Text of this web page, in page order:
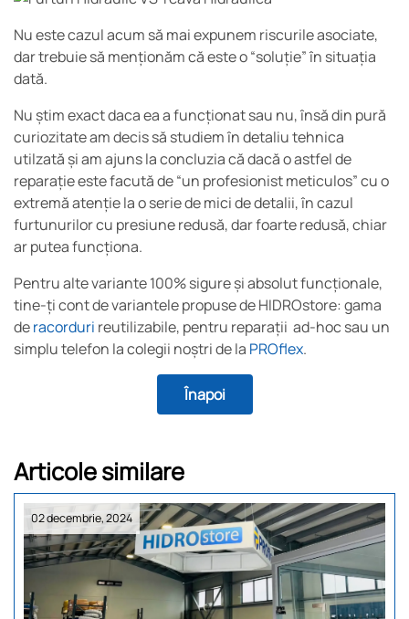
Nu este cazul acum să mai expunem riscurile asociate,
dar trebuie să menționăm că este o “soluție” în situația
dată.
Nu știm exact daca ea a funcționat sau nu, însă din pură
curiozitate am decis să studiem în detaliu tehnica
utilzată și am ajuns la concluzia că dacă o astfel de
reparație este facută de “un profesionist meticulos” cu o
extremă atenție la o serie de mici de detalii, în cazul
furtunurilor cu presiune redusă, dar foarte redusă, chiar
ar putea funcționa.
Pentru alte variante 100% sigure și absolut funcționale,
tine-ți cont de variantele propuse de HIDROstore: gama
deracorduri reutilizabile, pentru reparații ad-hoc sau un
simplu telefon la colegii noștri de la PROflex.
Înapoi
Articole similare
02 decembrie, 2024